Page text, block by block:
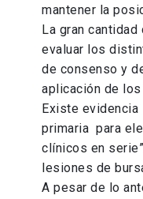
mantener la
La gran
evaluar los
de consenso y
aplicación de
Existe
primaria para
clínicos en
lesiones de
A pesar de lo